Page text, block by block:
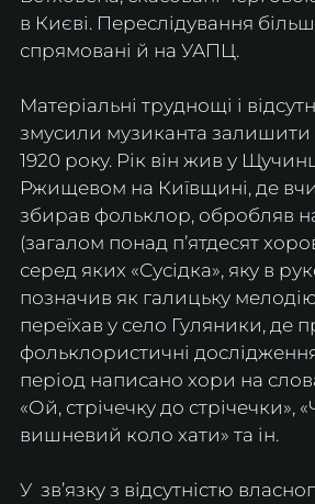
в Києві. Переслідування
спрямовані й на УАПЦ.
Матеріальні труднощі і
змусили музиканта залишити
1920 року. Рік він жив у
Ржищевом на Київщині, де
збирав фольклор, обробляв
(загалом понад п’ятдесят
серед яких «Сусідка», яку в
позначив як галицьку
переїхав у село Гуляники, де
фольклористичні
період написано хори на
«Ой, стрічечку до стрічечки»,
вишневий коло хати» та ін.
У  зв’язку з відсутністю